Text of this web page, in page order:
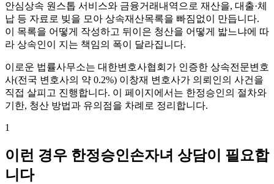
안심상속 원스톱 서비스와 금융거래내역으로 재산을, 대출·체
납 등 자료로 빚을 모아 상속재산목록을 빠짐없이 만듭니다.
이 목록을 어떻게 작성하고 뒤이은 청산을 어떻게 밟느냐에 따
라 상속인이 지는 책임의 폭이 달라집니다.
이로운 법률사무소는 대한변호사협회가 인증한 상속전문변호
사(전국 변호사의 약 0.2%) 이창재 변호사가 의뢰인의 사건을
직접 살피고 진행합니다. 이 페이지에서는 한정승인의 절차와
기한, 청산 방법과 유의점을 차례로 정리합니다.
1
이런 경우 한정승인손자녀 상담이 필요합
니다